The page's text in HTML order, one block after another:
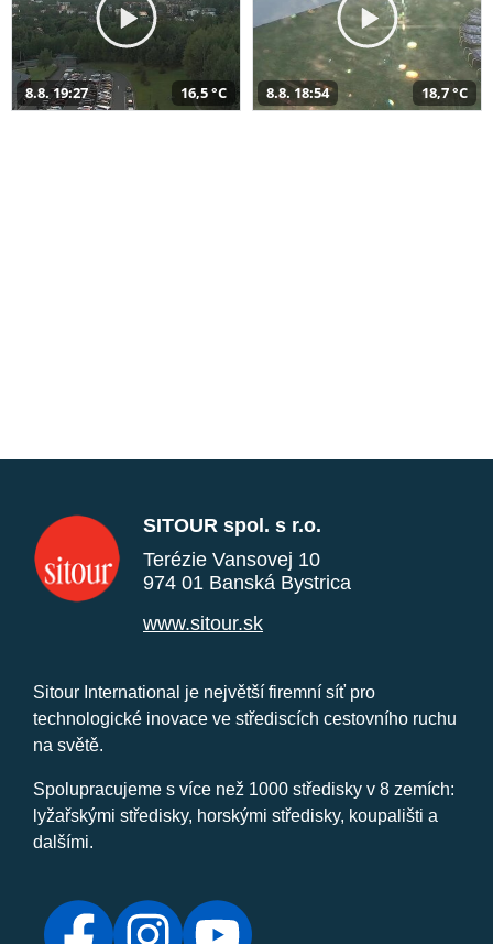
8.8. 19:27 16,5 °C 8.8. 18:54 18,7 °C
SITOUR spol. s r.o.
Terézie Vansovej 10
974 01 Banská Bystrica
www.sitour.sk
Sitour International je největší firemní síť pro
technologické inovace ve střediscích cestovního ruchu
na světě.
Spolupracujeme s více než 1000 středisky v 8 zemích:
lyžařskými středisky, horskými středisky, koupališti a
dalšími.